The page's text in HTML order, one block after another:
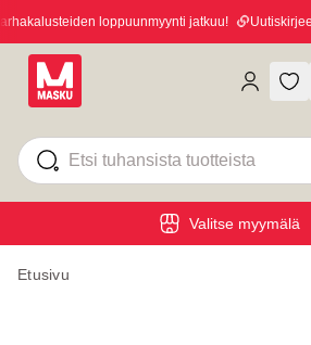
loppuunmyynti jatkuu! Uutiskirjeen
Valitse myymälä
Etusivu